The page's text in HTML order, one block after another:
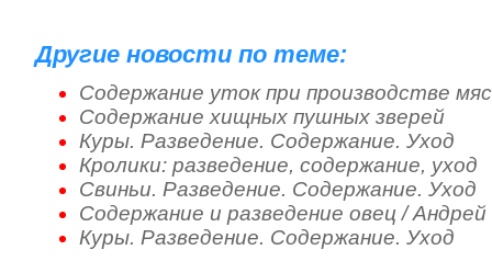
Другие новости по теме:
Содержание уток при производстве
Содержание хищных пушных зверей
Куры. Разведение. Содержание. Уход
Кролики: разведение, содержание, уход
Свиньи. Разведение. Содержание. Уход
Содержание и разведение овец /
Куры. Разведение. Содержание. Уход